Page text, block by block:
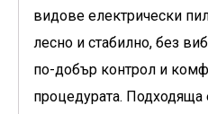
видове електрически
лесно и стабилно, без
по-добър контрол и
процедурата.